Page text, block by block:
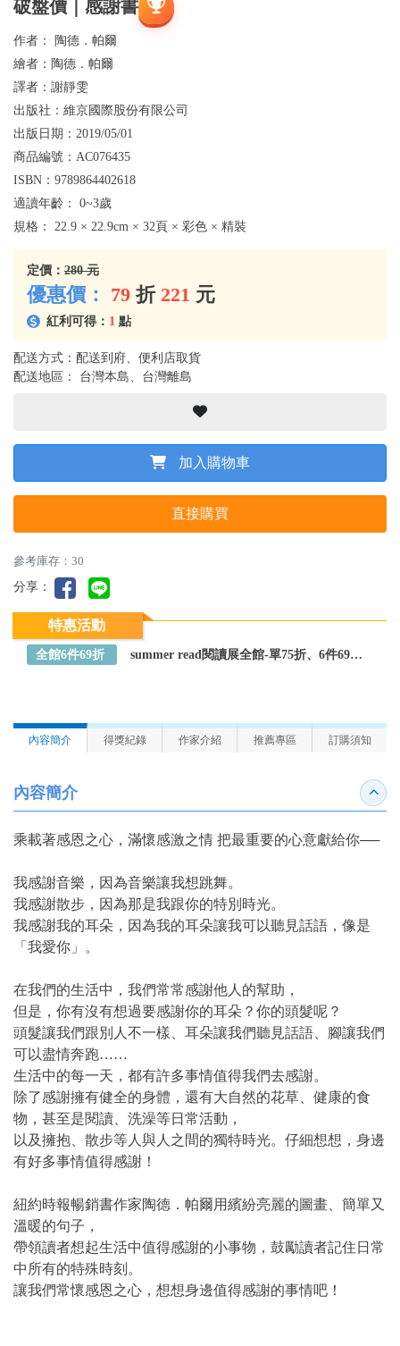
破盤價｜感謝書
作者：
陶德．帕爾
繪者： 陶德．帕爾
譯者： 謝靜雯
出版社： 維京國際股份有限公司
出版日期： 2019/05/01
商品編號： AC076435
ISBN： 9789864402618
適讀年齡： 0~3歲
規格： 22.9 × 22.9cm × 32頁 × 彩色 × 精裝
定價： 280 元
優惠價： 79 折 221 元
紅利可得： 1 點
配送方式：配送到府、便利店取貨
配送地區： 台灣本島、台灣離島
加入購物車
直接購買
參考庫存：30
分享：
特惠活動
全館6件69折 summer read閱讀展全館-單75折、6件69折～全館任選
內容簡介 得獎紀錄 作家介紹 推薦專區 訂購須知
內容簡介 收合
乘載著感恩之心，滿懷感激之情 把最重要的心意獻給你──
我感謝音樂，因為音樂讓我想跳舞。
我感謝散步，因為那是我跟你的特別時光。
我感謝我的耳朵，因為我的耳朵讓我可以聽見話語，像是
「我愛你」。
在我們的生活中，我們常常感謝他人的幫助，
但是，你有沒有想過要感謝你的耳朵？你的頭髮呢？
頭髮讓我們跟別人不一樣、耳朵讓我們聽見話語、腳讓我們
可以盡情奔跑……
生活中的每一天，都有許多事情值得我們去感謝。
除了感謝擁有健全的身體，還有大自然的花草、健康的食
物，甚至是閱讀、洗澡等日常活動，
以及擁抱、散步等人與人之間的獨特時光。仔細想想，身邊
有好多事情值得感謝！
紐約時報暢銷書作家陶德．帕爾用繽紛亮麗的圖畫、簡單又
溫暖的句子，
帶領讀者想起生活中值得感謝的小事物，鼓勵讀者記住日常
中所有的特殊時刻。
讓我們常懷感恩之心，想想身邊值得感謝的事情吧！